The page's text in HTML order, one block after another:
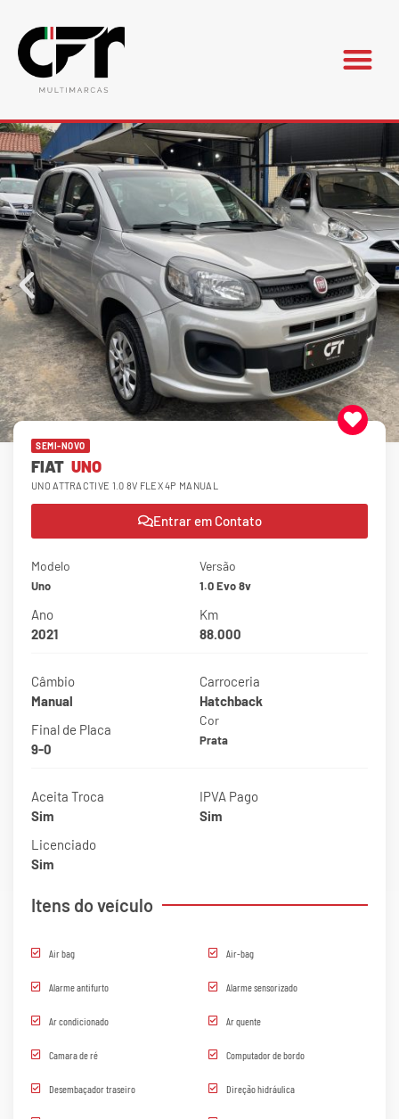
SEMI-NOVO
FIAT UNO
UNO ATTRACTIVE 1.0 8V FLEX 4P MANUAL
Entrar em Contato
Modelo
Uno
Versão
1.0 Evo 8v
Ano
2021
Km
88.000
Câmbio
Manual
Carroceria
Hatchback
Final de Placa
9-0
Cor
Prata
Aceita Troca
Sim
IPVA Pago
Sim
Licenciado
Sim
Itens do veículo
Air bag Air-bag
Alarme antifurto Alarme sensorizado
Ar condicionado Ar quente
Camara de ré Computador de bordo
Desembaçador traseiro Direção hidráulica